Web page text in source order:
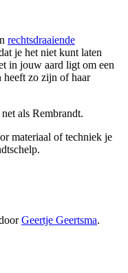
rechtsdraaiende
je het niet kunt laten
in jouw aard ligt om een
heeft zo zijn of haar
als Rembrandt.
materiaal of techniek je
Geertje Geertsma.